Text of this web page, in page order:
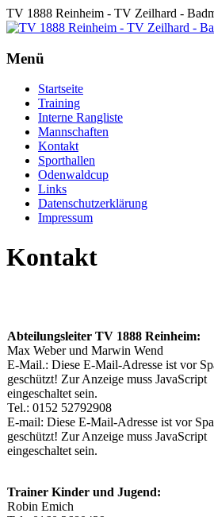
TV 1888 Reinheim - TV Zeilhard -
Menü
Startseite
Training
Interne Rangliste
Mannschaften
Kontakt
Sporthallen
Odenwaldcup
Links
Datenschutzerklärung
Impressum
Kontakt
Abteilungsleiter TV 1888 Reinheim:
Max Weber und Marwin Wend
E-Mail.: Diese E-Mail-Adresse ist vor
geschützt! Zur Anzeige muss JavaScript
eingeschaltet sein.
Tel.: 0152 52792908
E-mail: Diese E-Mail-Adresse ist vor
geschützt! Zur Anzeige muss JavaScript
eingeschaltet sein.
Trainer Kinder und Jugend:
Robin Emich